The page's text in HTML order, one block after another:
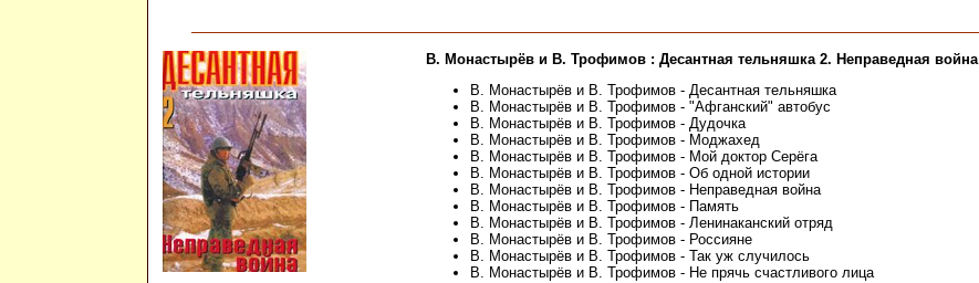
В. Монастырёв и В. Трофимов : Десантная тельняшка 2. Неправедная война
В. Монастырёв и В. Трофимов - Десантная тельняшка
В. Монастырёв и В. Трофимов - "Афганский" автобус
В. Монастырёв и В. Трофимов - Дудочка
В. Монастырёв и В. Трофимов - Моджахед
В. Монастырёв и В. Трофимов - Мой доктор Серёга
В. Монастырёв и В. Трофимов - Об одной истории
В. Монастырёв и В. Трофимов - Неправедная война
В. Монастырёв и В. Трофимов - Память
В. Монастырёв и В. Трофимов - Ленинаканский отряд
В. Монастырёв и В. Трофимов - Россияне
В. Монастырёв и В. Трофимов - Так уж случилось
В. Монастырёв и В. Трофимов - Не прячь счастливого лица